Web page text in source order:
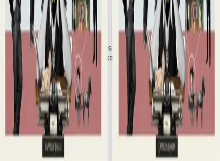
Forfattere
Cappelen Damm | Postadresse: Postboks 1900
Sentrum, 0055 Oslo | Besøksadresse: Stortingsgata 28,
0161 Oslo
KONTAKT OSS
Kundeservice
Min side
Send inn manus
Presse
Vurderingseksemplar
Ansatte